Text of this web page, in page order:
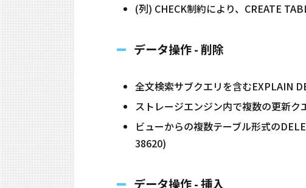
(列) CHECK制約により、CREATE
データ操作 - 削除
全文検索サブクエリを含むEXPLAIN
ストレージエンジン内で複数の更新
ビューからの複数テーブル形式の
38620)
データ操作 - 挿入